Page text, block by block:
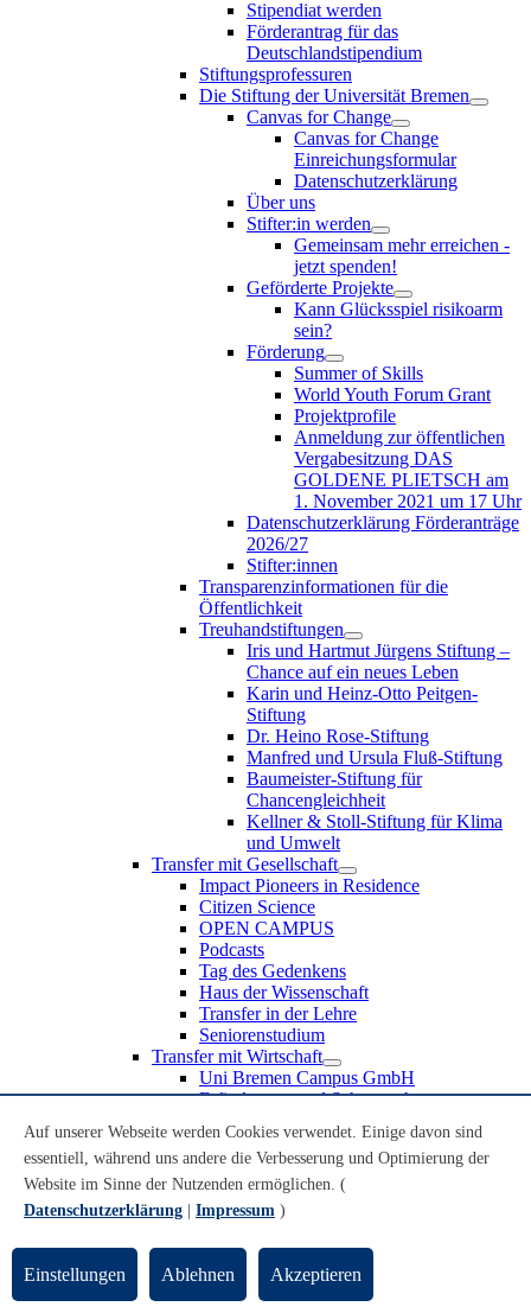
Stipendiat werden
Förderantrag für das
Deutschlandstipendium
Stiftungsprofessuren
Die Stiftung der Universität Bremen
Canvas for Change
Canvas for Change
Einreichungsformular
Datenschutzerklärung
Über uns
Stifter:in werden
Gemeinsam mehr erreichen -
jetzt spenden!
Geförderte Projekte
Kann Glücksspiel risikoarm
sein?
Förderung
Summer of Skills
World Youth Forum Grant
Projektprofile
Anmeldung zur öffentlichen
Vergabesitzung DAS
GOLDENE PLIETSCH am
1. November 2021 um 17 Uhr
Datenschutzerklärung Förderanträge
2026/27
Stifter:innen
Transparenzinformationen für die
Öffentlichkeit
Treuhandstiftungen
Iris und Hartmut Jürgens Stiftung –
Chance auf ein neues Leben
Karin und Heinz-Otto Peitgen-
Stiftung
Dr. Heino Rose-Stiftung
Manfred und Ursula Fluß-Stiftung
Baumeister-Stiftung für
Chancengleichheit
Kellner & Stoll-Stiftung für Klima
und Umwelt
Transfer mit Gesellschaft
Impact Pioneers in Residence
Citizen Science
OPEN CAMPUS
Podcasts
Tag des Gedenkens
Haus der Wissenschaft
Transfer in der Lehre
Seniorenstudium
Transfer mit Wirtschaft
Uni Bremen Campus GmbH
Erfindungen und Schutzrechte
Recruiting an der Universität Bremen
Weiterbildung an der Universität Bremen
Transfer mit Schule
Schülerinnen und Schüler
Schulklassen
Lehrkräfte
Gründungsunterstützung
Auf unserer Webseite werden Cookies verwendet. Einige davon sind
essentiell, während uns andere die Verbesserung und Optimierung der
Website im Sinne der Nutzenden ermöglichen. (
Datenschutzerklärung
Impressum )
Einstellungen Ablehnen Akzeptieren